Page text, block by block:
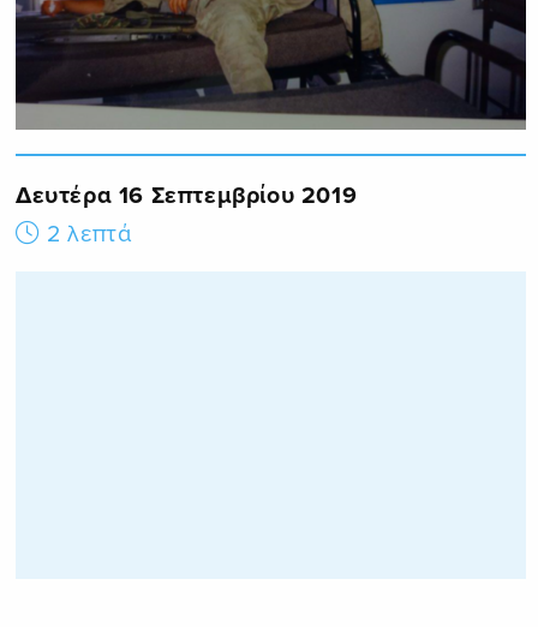
Δευτέρα 16 Σεπτεμβρίου 2019
2 λεπτά